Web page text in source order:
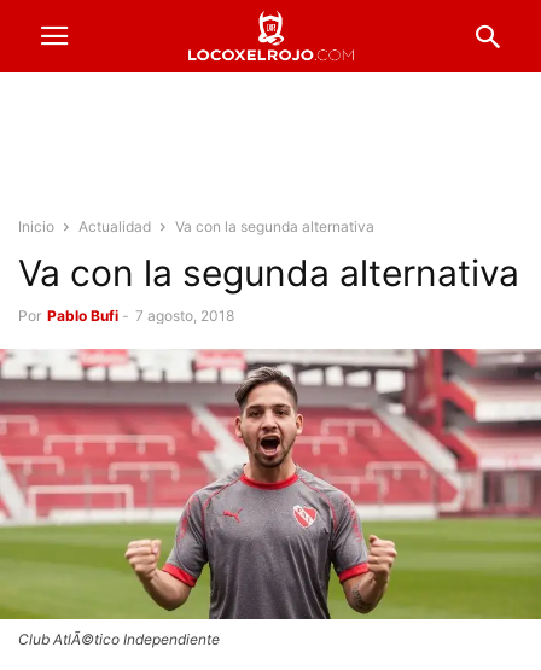
Inicio Actualidad Va con la segunda alternativa
Va con la segunda alternativa
Por Pablo Bufi - 7 agosto, 2018
Club AtlÃ©tico Independiente